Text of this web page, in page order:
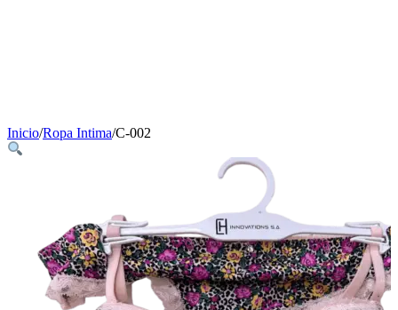
Inicio/Ropa Intima/C-002